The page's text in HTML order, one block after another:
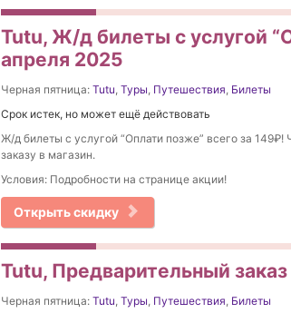
Tutu, Ж/д билеты с услугой
апреля 2025
Черная пятница: Tutu, Туры, Путешествия, Билеты
Срок истек, но может ещё действовать
Ж/д билеты с услугой “Оплати позже” всего за 149₽!
заказу в магазин.
Условия: Подробности на странице акции!
Открыть скидку
Tutu, Предварительный
Черная пятница: Tutu, Туры, Путешествия, Билеты